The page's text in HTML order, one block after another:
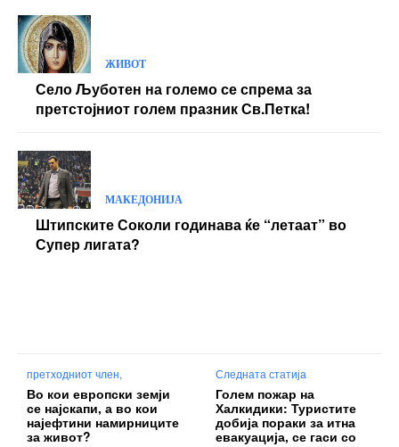
ЖИВОТ
Село Љуботен на големо се спрема за
претстојниот голем празник Св.Петка!
МАКЕДОНИЈА
Штипските Соколи годинава ќе “летаат” во
Супер лигата?
претходниот член,
Во кои европски земји
се најскапи, а во кои
најефтини намирниците
за живот?
Следната статија
Голем пожар на
Халкидики: Туристите
добија пораки за итна
евакуација, се гаси со